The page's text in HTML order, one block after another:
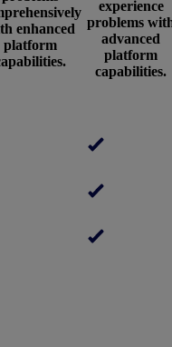
enhanced
platform
experience
problems
advanced
platform
capabilities.